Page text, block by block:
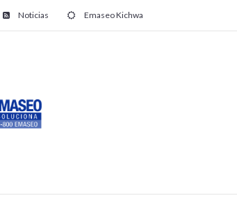
Noticias Emaseo Kichwa